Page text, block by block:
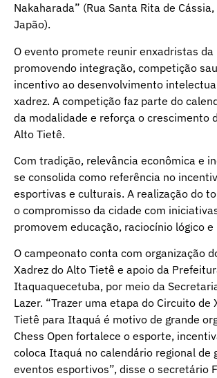
Nakaharada” (Rua Santa Rita de
Japão).
O evento promete reunir enxadristas da
promovendo integração, competição
incentivo ao desenvolvimento
xadrez. A competição faz parte do
da modalidade e reforça o crescimento
Alto Tietê.
Com tradição, relevância econômica e
se consolida como referência no
esportivas e culturais. A realização do
o compromisso da cidade com
promovem educação, raciocínio lógico
O campeonato conta com organização
Xadrez do Alto Tietê e apoio da
Itaquaquecetuba, por meio da
Lazer. “Trazer uma etapa do Circuito de
Tietê para Itaquá é motivo de grande
Chess Open fortalece o esporte,
coloca Itaquá no calendário regional de
eventos esportivos”, disse o secretário